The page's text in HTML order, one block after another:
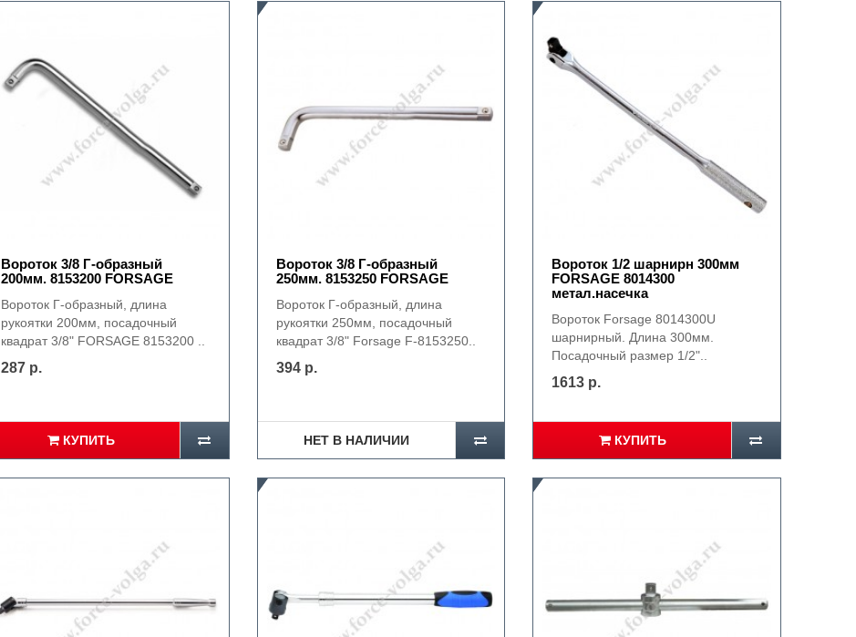
Вороток 3/8 Г-образный
200мм. 8153200 FORSAGE
Вороток Г-образный, длина
рукоятки 200мм, посадочный
квадрат 3/8" FORSAGE 8153200 ..
287 р.
КУПИТЬ
Вороток 3/8 Г-образный
250мм. 8153250 FORSAGE
Вороток Г-образный, длина
рукоятки 250мм, посадочный
квадрат 3/8" Forsage F-8153250..
394 р.
НЕТ В НАЛИЧИИ
Вороток 1/2 шарнирн 300мм
FORSAGE 8014300
метал.насечка
Вороток Forsage 8014300U
шарнирный. Длина 300мм.
Посадочный размер 1/2"..
1613 р.
КУПИТЬ